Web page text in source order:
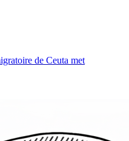
de Ceuta met